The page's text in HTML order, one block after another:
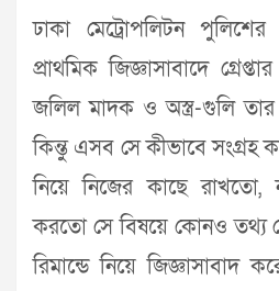
ঢাকা মেট্রোপলিটন
প্রাথমিক জিজ্ঞাসাবাদে
জলিল মাদক ও অস্ত্র-গুলি তার
কিন্তু এসব সে কীভাবে সংগ্রহ
নিয়ে নিজের কাছে রাখতো,
করতো সে বিষয়ে কোনও তথ্য
রিমান্ডে নিয়ে